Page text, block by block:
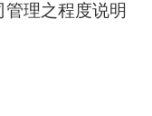
理之程度说明